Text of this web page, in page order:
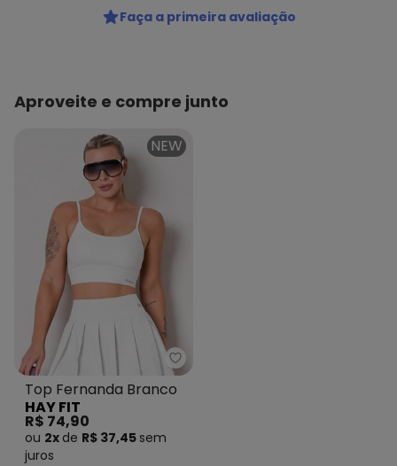
Colecao : BLACK AND WHITEFaça a primeira avaliação
Aproveite e compre junto
NEW
Hay Fit - Top Fernanda Branco
Top Fernanda Branco
HAY FIT
R$ 74,90
ou 2x de R$ 37,45 sem
juros